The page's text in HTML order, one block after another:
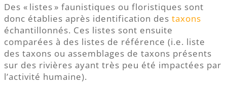
Des « listes » faunistiques ou floristiques sont
donc établies après identification des taxons
échantillonnés. Ces listes sont ensuite
comparées à des listes de référence (i.e. liste
des taxons ou assemblages de taxons présents
sur des rivières ayant très peu été impactées par
l’activité humaine).